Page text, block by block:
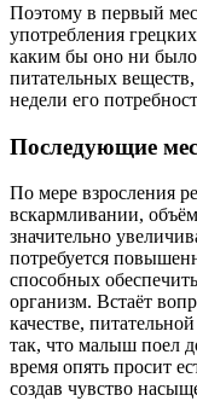
Поэтому в первый
употребления
каким бы оно ни
питательных
недели его
Последующие
По мере взросления
вскармливании,
значительно
потребуется
способных
организм. Встаёт
качестве,
так, что малыш поел
время опять просит
создав чувство